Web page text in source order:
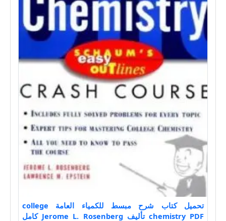
تحميل كتاب شرح مبسط للكمياء العامة college
chemistry PDF تأليف Jerome L. Rosenberg كامل